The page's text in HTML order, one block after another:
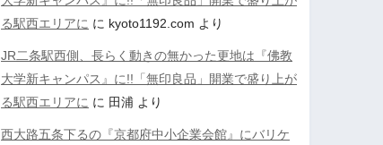
る駅西エリアに に kyoto1192.com より
JR二条駅西側、長らく動きの無かった更地は『佛教
大学新キャンパス』に!!「無印良品」開業で盛り上が
る駅西エリアに に 田浦 より
西大路五条下るの『京都府中小企業会館』にバリケ